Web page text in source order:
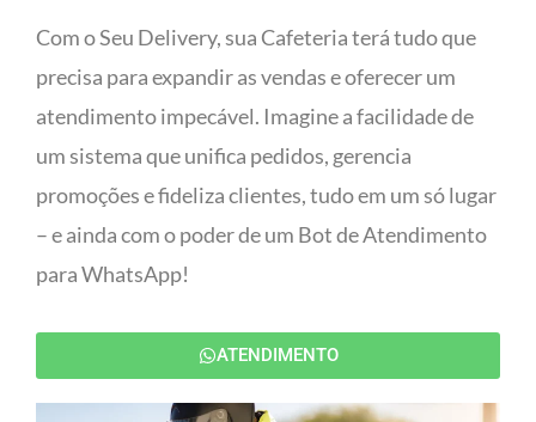
Com o Seu Delivery, sua Cafeteria terá tudo que
precisa para expandir as vendas e oferecer um
atendimento impecável. Imagine a facilidade de
um sistema que unifica pedidos, gerencia
promoções e fideliza clientes, tudo em um só lugar
– e ainda com o poder de um Bot de Atendimento
para WhatsApp!
ATENDIMENTO